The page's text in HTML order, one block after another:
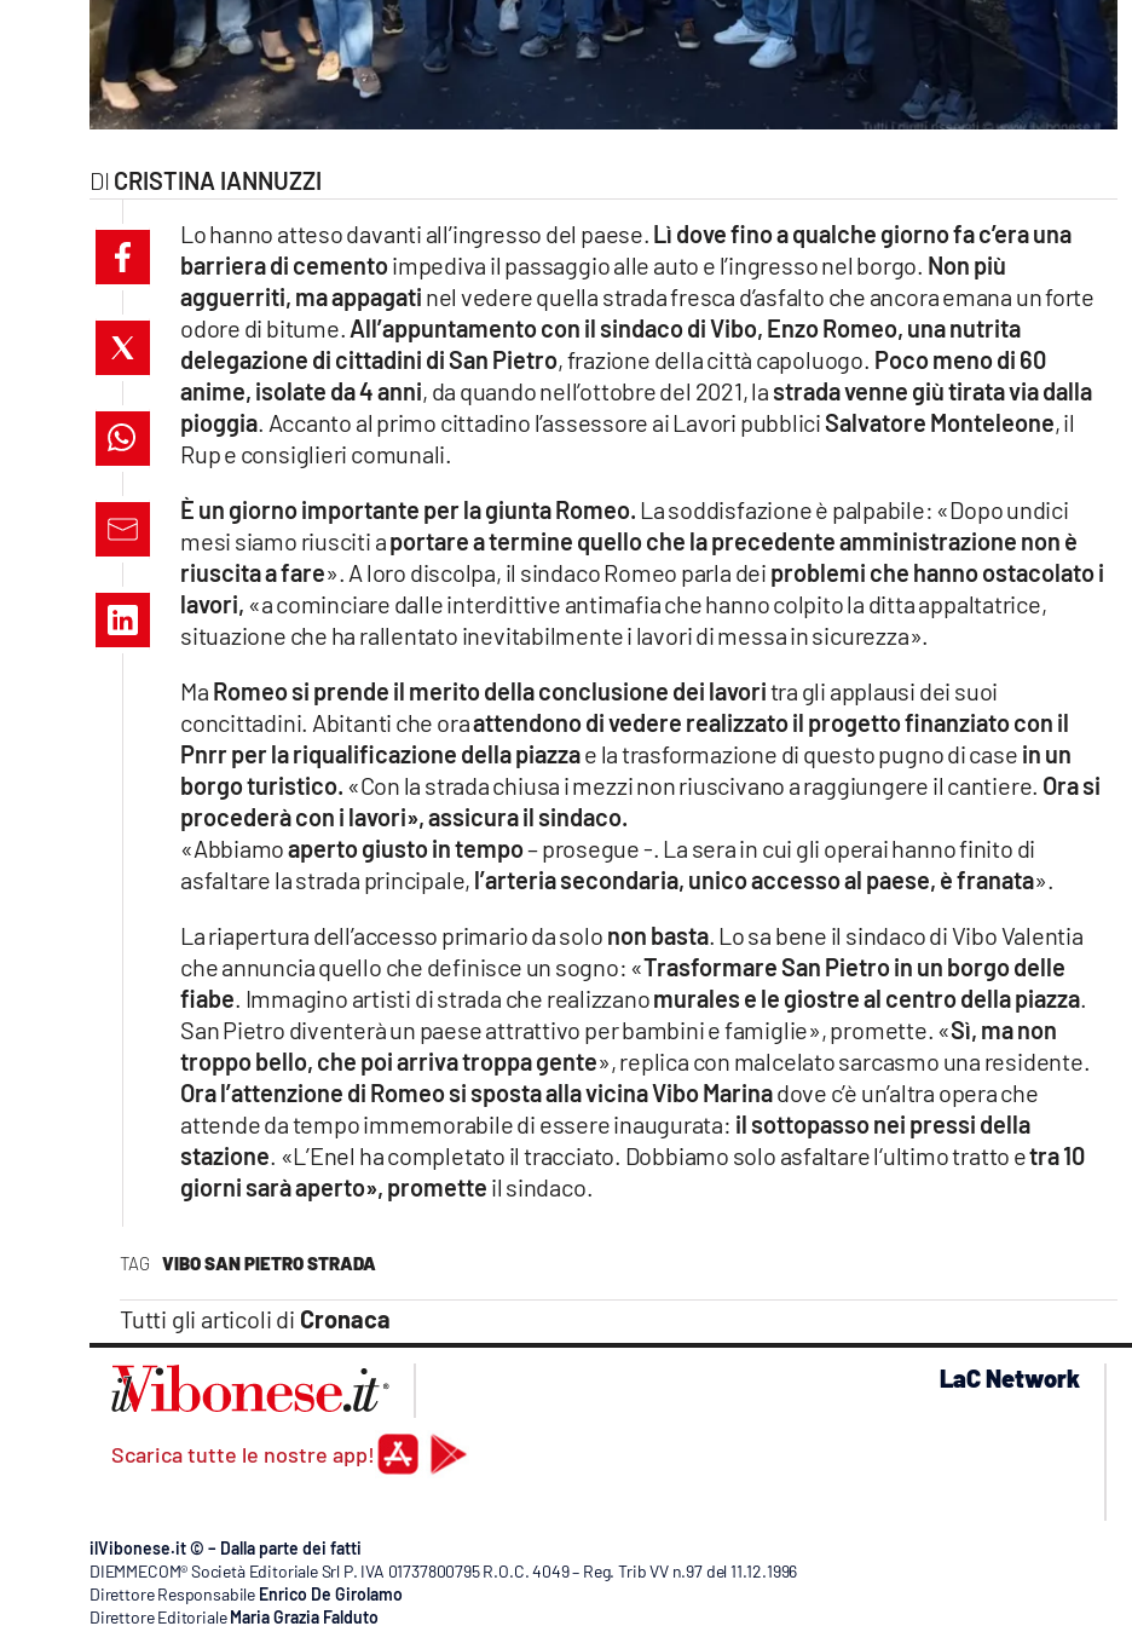
cosenzachannel.it
catanzarochannel.it
lacapitalenews.it
Vai
CRISTINA IANNUZZI
TAG VIBO SAN PIETRO STRADA
Tutti gli articoli di Cronaca
Lo hanno atteso davanti all’ingresso del paese. Lì dove fino a qualche giorno fa c’era una
barriera di cementoimpediva il passaggio alle auto e l’ingresso nel borgo. Non più
agguerriti, ma appagati nel vedere quella strada fresca d’asfalto che ancora emana un forte
odore di bitume. All’appuntamento con il sindaco di Vibo, Enzo Romeo, una nutrita
delegazione di cittadini di San Pietro, frazione della città capoluogo. Poco meno di 60
anime, isolate da 4 anni, da quando nell’ottobre del 2021, la strada venne giù tirata via dalla
pioggia. Accanto al primo cittadino l’assessore ai Lavori pubbliciSalvatore Monteleone, il
Rup e consiglieri comunali.
È un giorno importante per la giunta Romeo. La soddisfazione è palpabile: «Dopo undici
mesi siamo riusciti aportare a termine quello che la precedente amministrazione non è
riuscita a fare». A loro discolpa, il sindaco Romeo parla dei problemi che hanno ostacolato i
lavori, «a cominciare dalle interdittive antimafia che hanno colpito la ditta appaltatrice,
situazione che ha rallentato inevitabilmente i lavori di messa in sicurezza».
Ma Romeo si prende il merito della conclusione dei lavoritra gli applausi dei suoi
concittadini. Abitanti che oraattendono di vedere realizzato il progetto finanziato con il
Pnrr per la riqualificazione della piazzae la trasformazione di questo pugno di case in un
borgo turistico. «Con la strada chiusa i mezzi non riuscivano a raggiungere il cantiere. Ora si
procederà con i lavori», assicura il sindaco.
«Abbiamoaperto giusto in tempo– prosegue -. La sera in cui gli operai hanno finito di
asfaltare la strada principale, l’arteria secondaria, unico accesso al paese, è franata».
La riapertura dell’accesso primario da solo non basta. Lo sa bene il sindaco di Vibo Valentia
che annuncia quello che definisce un sogno: «Trasformare San Pietro in un borgo delle
fiabe. Immagino artisti di strada che realizzanomurales e le giostre al centro della piazza.
San Pietro diventerà un paese attrattivo per bambini e famiglie», promette. «Sì, ma non
troppo bello, che poi arriva troppa gente», replica con malcelato sarcasmo una residente.
Ora l’attenzione di Romeo si sposta alla vicina Vibo Marinadove c’è un’altra opera che
attende da tempo immemorabile di essere inaugurata: il sottopasso nei pressi della
stazione. «L’Enel ha completato il tracciato. Dobbiamo solo asfaltare l‘ultimo tratto etra 10
giorni sarà aperto», promette il sindaco.
Scarica tutte le nostre app!
LaC Network
ilVibonese.it © – Dalla parte dei fatti
DIEMMECOM® Società Editoriale Srl P. IVA 01737800795 R.O.C. 4049 – Reg. Trib VV n.97 del 11.12.1996
Direttore Responsabile Enrico De Girolamo
Direttore Editoriale Maria Grazia Falduto